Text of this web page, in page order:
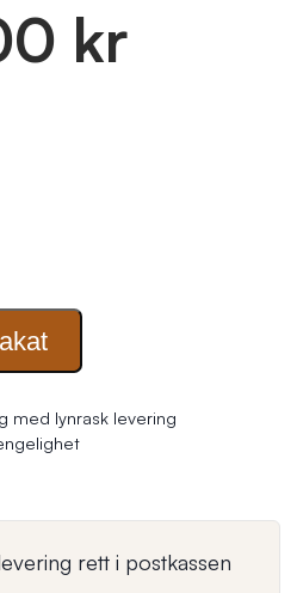
kr
med lynrask levering
rett i postkassen